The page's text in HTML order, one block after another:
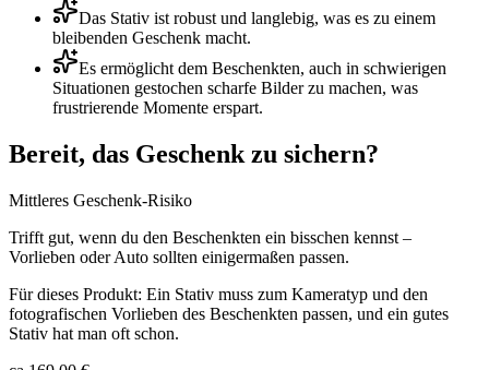
Das Stativ ist robust und langlebig, was es zu einem
bleibenden Geschenk macht.
Es ermöglicht dem Beschenkten, auch in schwierigen
Situationen gestochen scharfe Bilder zu machen, was
frustrierende Momente erspart.
Bereit, das Geschenk zu sichern?
Mittleres Geschenk-Risiko
Trifft gut, wenn du den Beschenkten ein bisschen kennst –
Vorlieben oder Auto sollten einigermaßen passen.
Für dieses Produkt: Ein Stativ muss zum Kameratyp und den
fotografischen Vorlieben des Beschenkten passen, und ein gutes
Stativ hat man oft schon.